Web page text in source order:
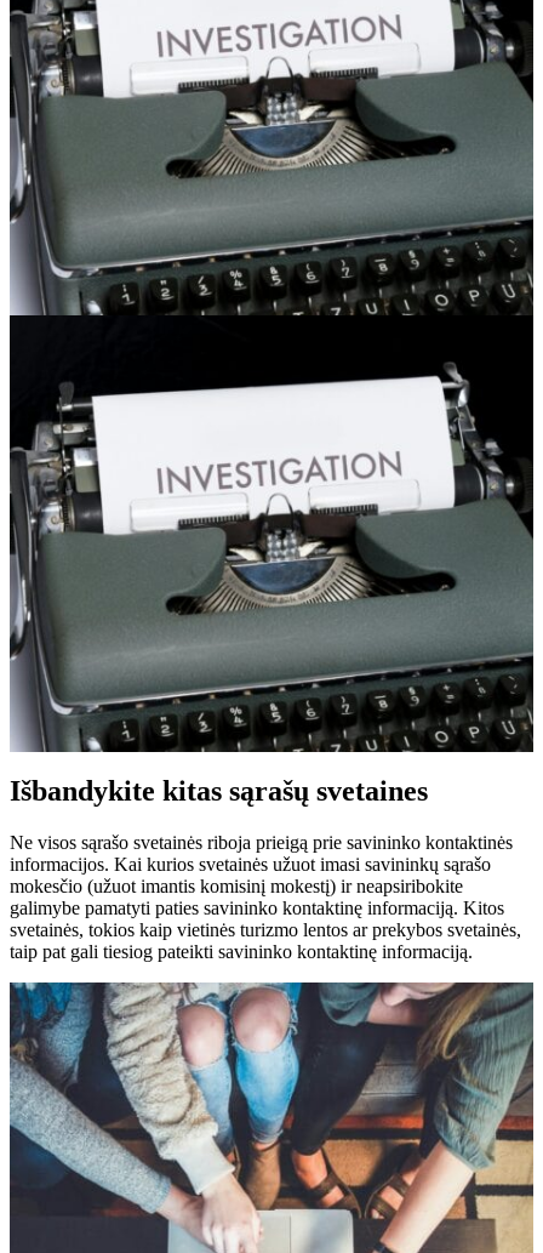
Išbandykite kitas sąrašų svetaines
Ne visos sąrašo svetainės riboja prieigą prie savininko kontaktinės
informacijos. Kai kurios svetainės užuot imasi savininkų sąrašo
mokesčio (užuot imantis komisinį mokestį) ir neapsiribokite
galimybe pamatyti paties savininko kontaktinę informaciją. Kitos
svetainės, tokios kaip vietinės turizmo lentos ar prekybos svetainės,
taip pat gali tiesiog pateikti savininko kontaktinę informaciją.